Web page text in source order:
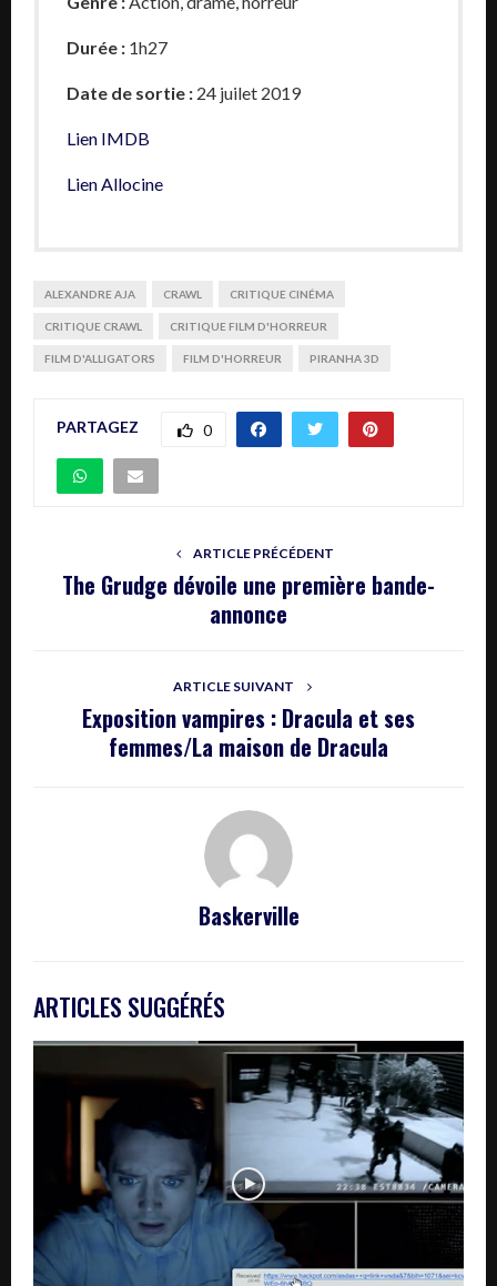
Durée : 1h27
Date de sortie : 24 juilet 2019
Lien IMDB
Lien Allocine
ALEXANDRE AJA CRAWL CRITIQUE CINÉMA
CRITIQUE CRAWL CRITIQUE FILM D'HORREUR
FILM D'ALLIGATORS FILM D'HORREUR PIRANHA 3D
PARTAGEZ 0
ARTICLE PRÉCÉDENT
The Grudge dévoile une première bande-
annonce
ARTICLE SUIVANT
Exposition vampires : Dracula et ses
femmes/La maison de Dracula
Baskerville
ARTICLES SUGGÉRÉS